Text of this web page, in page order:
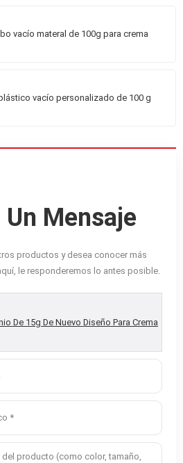
vacío materal de 100g para crema
vacío personalizado de 100 g
Un Mensaje
productos y desea conocer más
le responderemos lo antes posible.
De 15g De Nuevo Diseño Para Crema